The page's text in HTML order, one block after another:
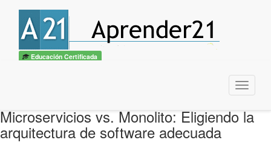
Educación Certificada
Menu
Microservicios vs. Monolito: Eligiendo la
arquitectura de software adecuada